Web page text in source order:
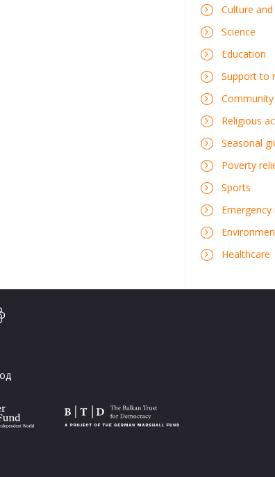
Culture
Science
Education
Support to
Religious
Seasonal
Poverty
Sports
Healthcare